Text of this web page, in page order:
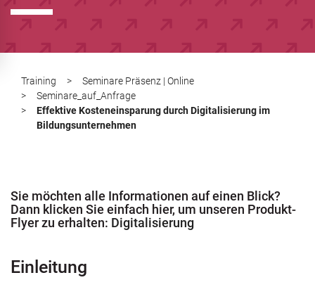
Rechtsgebiete
(DIN EN ISO 9001) vor?
gestalten
Training >
Seminare Präsenz | Online
>
Seminare_auf_Anfrage
>
Effektive Kosteneinsparung durch Digitalisierung im
Bildungsunternehmen
Sie möchten alle Informationen auf einen Blick?
Dann klicken Sie einfach hier, um unseren Produkt-
Flyer zu erhalten: Digitalisierung
Einleitung